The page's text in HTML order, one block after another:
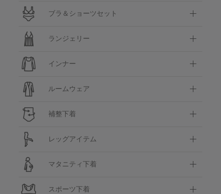
ブラ＆ショーツセット
ランジェリー
インナー
ルームウェア
補整下着
レッグアイテム
マタニティ下着
スポーツ下着